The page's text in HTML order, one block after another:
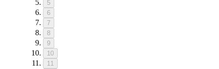
5
6
7
8
9
10
11